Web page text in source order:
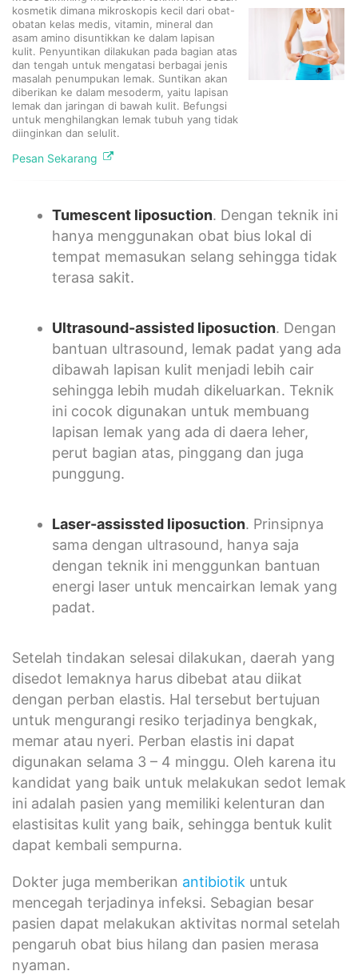
kosmetik dimana mikroskopis kecil dari obat-
obatan kelas medis, vitamin, mineral dan
asam amino disuntikkan ke dalam lapisan
kulit. Penyuntikan dilakukan pada bagian atas
dan tengah untuk mengatasi berbagai jenis
masalah penumpukan lemak. Suntikan akan
diberikan ke dalam mesoderm, yaitu lapisan
lemak dan jaringan di bawah kulit. Befungsi
untuk menghilangkan lemak tubuh yang tidak
diinginkan dan selulit.
Pesan Sekarang
Tumescent liposuction. Dengan teknik ini
hanya menggunakan obat bius lokal di
tempat memasukan selang sehingga tidak
terasa sakit.
Ultrasound-assisted liposuction. Dengan
bantuan ultrasound, lemak padat yang ada
dibawah lapisan kulit menjadi lebih cair
sehingga lebih mudah dikeluarkan. Teknik
ini cocok digunakan untuk membuang
lapisan lemak yang ada di daera leher,
perut bagian atas, pinggang dan juga
punggung.
Laser-assissted liposuction. Prinsipnya
sama dengan ultrasound, hanya saja
dengan teknik ini menggunkan bantuan
energi laser untuk mencairkan lemak yang
padat.
Setelah tindakan selesai dilakukan, daerah yang
disedot lemaknya harus dibebat atau diikat
dengan perban elastis. Hal tersebut bertujuan
untuk mengurangi resiko terjadinya bengkak,
memar atau nyeri. Perban elastis ini dapat
digunakan selama 3 – 4 minggu. Oleh karena itu
kandidat yang baik untuk melakukan sedot lemak
ini adalah pasien yang memiliki kelenturan dan
elastisitas kulit yang baik, sehingga bentuk kulit
dapat kembali sempurna.
Dokter juga memberikan antibiotik untuk
mencegah terjadinya infeksi. Sebagian besar
pasien dapat melakukan aktivitas normal setelah
pengaruh obat bius hilang dan pasien merasa
nyaman.